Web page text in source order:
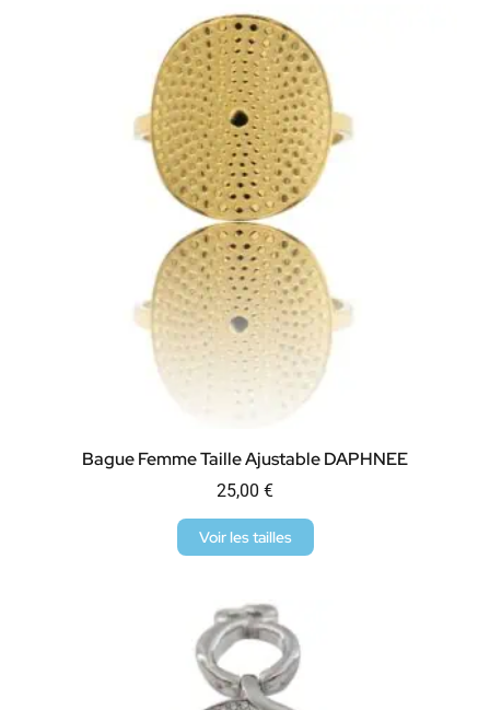
Bague Femme Taille Ajustable DAPHNEE
25,00 €
Voir les tailles